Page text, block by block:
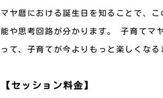
マヤ暦における誕生日を知ることで、
能や思考回路が分かります。 子育てマ
って、子育てが今よりもっと楽しくな
【セッション料金】